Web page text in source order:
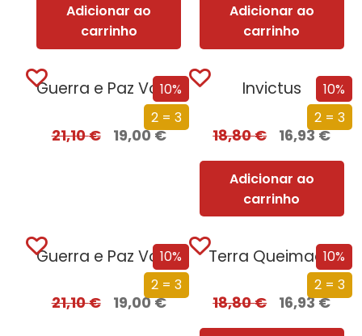
Adicionar ao
carrinho
Adicionar ao
carrinho
10%
2 = 3
Guerra e Paz Vol. II de II
21,10€ 19,00€
10%
2 = 3
Invictus
18,80€ 16,93€
Adicionar ao
carrinho
10%
2 = 3
Guerra e Paz Vol. I de II
21,10€ 19,00€
10%
2 = 3
Terra Queimada
18,80€ 16,93€